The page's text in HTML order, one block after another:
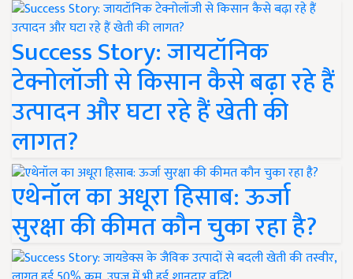
Success Story: जायटॉनिक
टेक्नोलॉजी से किसान कैसे बढ़ा रहे हैं
उत्पादन और घटा रहे हैं खेती की
लागत?
एथेनॉल का अधूरा हिसाब: ऊर्जा
सुरक्षा की कीमत कौन चुका रहा है?